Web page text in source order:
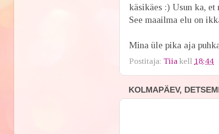
käsikäes :) Usun ka,
See maailma elu on
Mina üle pika aja
Postitaja: Tiia kell 18:44
KOLMAPÄEV,